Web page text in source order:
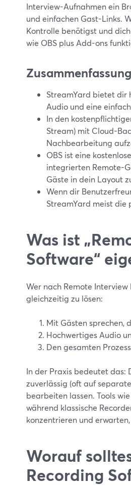
Interview-Aufnahmen ein
und einfachen Gast-Links.
Kontrolle benötigst und
wie OBS plus Add-ons
Zusammenfassung
StreamYard bietet dir
Audio und eine
In den
Stream) mit Cloud-
Nachbearbeitung
OBS ist eine
integrierten Remote-
Gäste in dein Layout
Wenn dir
StreamYard meist die
Was ist
Software“
Wer nach Remote
gleichzeitig zu lösen:
Mit Gästen sprechen,
Hochwertiges Audio
Den gesamten
In der Praxis bedeutet das:
zuverlässig (oft auf
bearbeiten lassen. Tools
während klassische
konzentrieren und
Worauf
Recording